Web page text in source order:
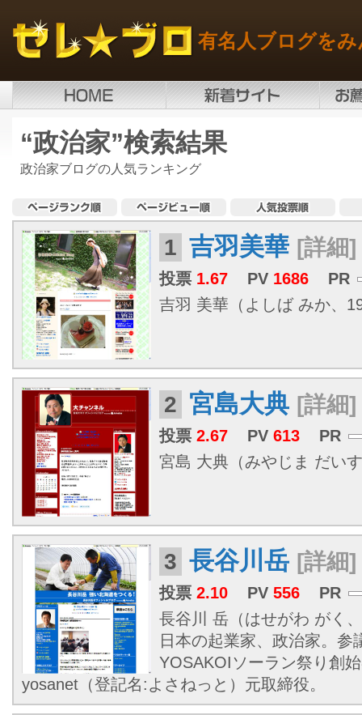
有名人ブログを
“政治家”検索結果
政治家ブログの人気ランキング
1 吉羽美華 [詳細]
投票 1.67 PV 1686
PR
吉羽 美華（よしば みか、
2 宮島大典 [詳細]
投票 2.67 PV 613
PR
宮島 大典（みやじま だい
3 長谷川岳 [詳細]
投票 2.10 PV 556
PR
長谷川 岳（はせがわ がく
日本の起業家、政治家。参
YOSAKOIソーラン祭り創
yosanet（登記名:よさねっと）元取締役。